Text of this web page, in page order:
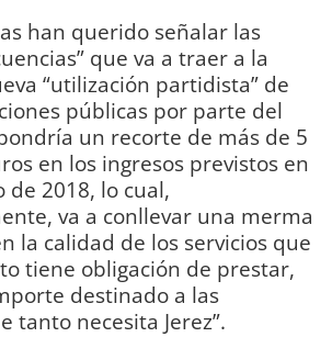
han querido señalar las
que va a traer a la
“utilización partidista” de
públicas por parte del
un recorte de más de 5
en los ingresos previstos en
2018, lo cual,
va a conllevar una merma
la calidad de los servicios que
tiene obligación de prestar,
destinado a las
tanto necesita Jerez”.